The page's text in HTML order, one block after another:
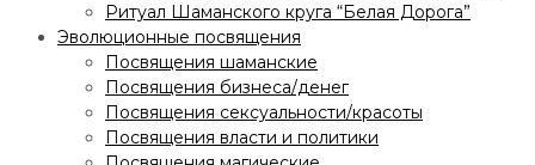
Ритуал Шаманского круга “Белая Дорога”
Эволюционные посвящения
Посвящения шаманские
Посвящения бизнеса/денег
Посвящения сексуальности/красоты
Посвящения власти и политики